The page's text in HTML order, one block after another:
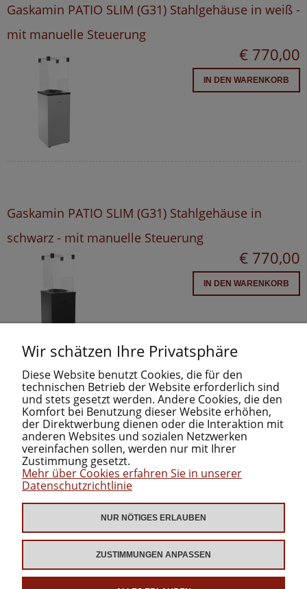
Gaskamin PATIO SLIM (G31) Stahlgehäuse in weiß -
mit manuelle Steuerung
€ 770,00
IN DEN WARENKORB
Gaskamin PATIO SLIM (G31) Stahlgehäuse in
schwarz - mit manuelle Steuerung
€ 770,00
IN DEN WARENKORB
INFORMATIONEN
KATEGORIEN
ZUM DOWNLOAD
Wir schätzen Ihre Privatsphäre
Diese Website benutzt Cookies, die für den
technischen Betrieb der Website erforderlich sind
und stets gesetzt werden. Andere Cookies, die den
Komfort bei Benutzung dieser Website erhöhen,
der Direktwerbung dienen oder die Interaktion mit
anderen Websites und sozialen Netzwerken
vereinfachen sollen, werden nur mit Ihrer
Zustimmung gesetzt.
Mehr über Cookies erfahren Sie in unserer
Datenschutzrichtlinie
NUR NÖTIGES ERLAUBEN
ZUSTIMMUNGEN ANPASSEN